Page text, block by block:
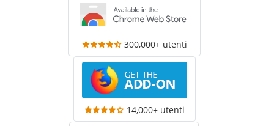
300,000+ utenti
14,000+ utenti